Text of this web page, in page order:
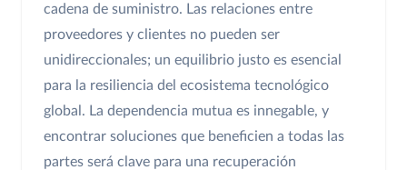
cadena de suministro. Las relaciones entre
proveedores y clientes no pueden ser
unidireccionales; un equilibrio justo es esencial
para la resiliencia del ecosistema tecnológico
global. La dependencia mutua es innegable, y
encontrar soluciones que beneficien a todas las
partes será clave para una recuperación